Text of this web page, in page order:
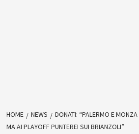
HOME NEWS
DONATI: “PALERMO E
MA AI PLAYOFF PUNTEREI SUI BRIANZOLI”